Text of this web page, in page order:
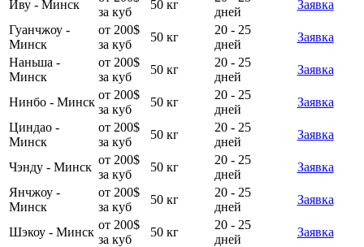
Иву - Минск
за куб
50 кг
дней
Заявка
Гуанчжоу -
Минск
от 200$
за куб
50 кг
20 - 25
дней
Заявка
Наньша -
Минск
от 200$
за куб
50 кг
20 - 25
дней
Заявка
Нинбо - Минск
от 200$
за куб
50 кг
20 - 25
дней
Заявка
Циндао -
Минск
от 200$
за куб
50 кг
20 - 25
дней
Заявка
Чэнду - Минск
от 200$
за куб
50 кг
20 - 25
дней
Заявка
Янчжоу -
Минск
от 200$
за куб
50 кг
20 - 25
дней
Заявка
Шэкоу - Минск
от 200$
за куб
50 кг
20 - 25
дней
Заявка